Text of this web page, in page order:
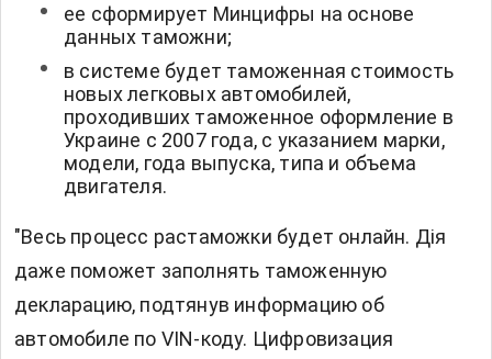
ее сформирует Минцифры на основе
данных таможни;
в системе будет таможенная стоимость
новых легковых автомобилей,
проходивших таможенное оформление в
Украине с 2007 года, с указанием марки,
модели, года выпуска, типа и объема
двигателя.
"Весь процесс растаможки будет онлайн. Дія
даже поможет заполнять таможенную
декларацию, подтянув информацию об
автомобиле по VIN-коду. Цифровизация